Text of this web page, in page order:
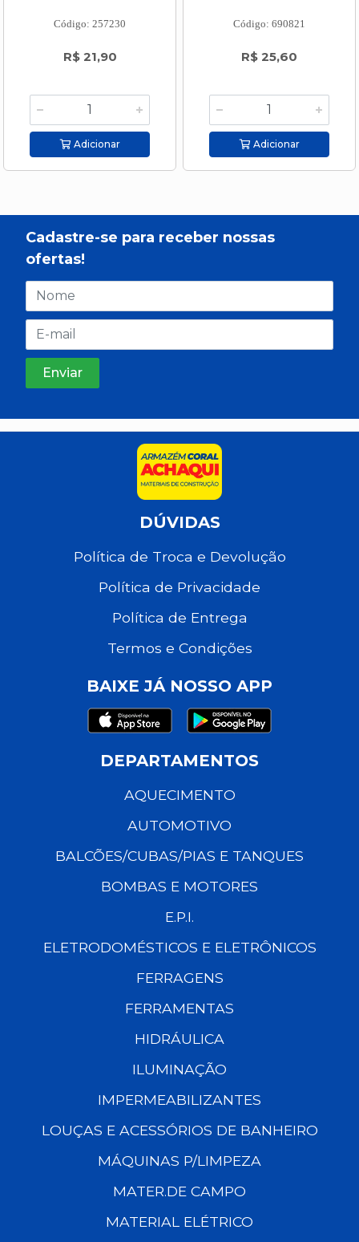
Código: 257230
R$ 21,90
Adicionar
Código: 690821
R$ 25,60
Adicionar
Cadastre-se para receber nossas
ofertas!
DÚVIDAS
Política de Troca e Devolução
Política de Privacidade
Política de Entrega
Termos e Condições
BAIXE JÁ NOSSO APP
DEPARTAMENTOS
AQUECIMENTO
AUTOMOTIVO
BALCÕES/CUBAS/PIAS E TANQUES
BOMBAS E MOTORES
E.P.I.
ELETRODOMÉSTICOS E ELETRÔNICOS
FERRAGENS
FERRAMENTAS
HIDRÁULICA
ILUMINAÇÃO
IMPERMEABILIZANTES
LOUÇAS E ACESSÓRIOS DE BANHEIRO
MÁQUINAS P/LIMPEZA
MATER.DE CAMPO
MATERIAL ELÉTRICO